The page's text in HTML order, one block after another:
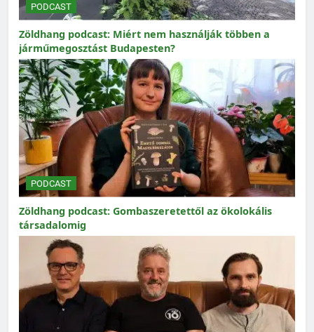
PODCAST
Zöldhang podcast: Miért nem használják többen a
járműmegosztást Budapesten?
PODCAST
Zöldhang podcast: Gombaszeretettől az ökolokális
társadalomig